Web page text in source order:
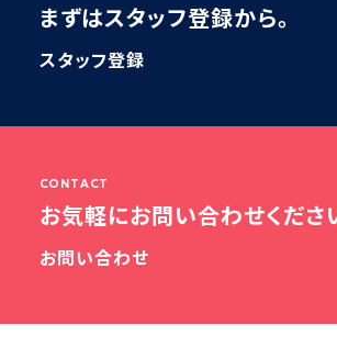
まずはスタッフ登録から。
スタッフ登録
CONTACT
お気軽にお問い合わせくださ
お問い合わせ